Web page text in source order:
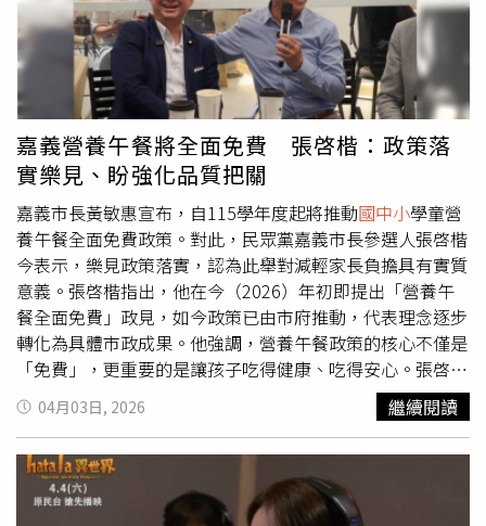
無專輔學校之兼輔教師，並規劃每學年6場次專業研討，協
助教師精進個案辨識、個案研討、轉介流程及輔導處遇策
略。教育局表示，臺南市自109學年度起即持續推動無專任
輔導教師學校輔導人力支持計畫，並依現場需求逐年調整。
111學年度起新增輔導實務工作坊，透過實務演練、晤談技
巧與個案共同研討，協助兼輔教師提升輔導知能；114年度
更進一步聚焦偏遠地區及無專輔學校需求，以偏遠類型國中
為核心，串聯鄰近國小兼輔教師，累積跨校、跨教育階段合
作經驗。臺南市學生輔導諮商中心主任陳怡潔指出，第一線
兼輔教師多同時承擔教學、導師或行政工作，面對高關懷學
生、家庭支持不足、情緒困擾或校園危機事件時，更需要即
時且具體的專業後盾。因此，本計畫將以小組化陪伴、案例
研討、實務演練及電話與現場諮詢，協助教師把輔導知能轉
化為現場可操作的處遇能力，也讓二級專輔教師與三級專輔
人員形成更緊密的合作夥伴。臺南市政府指出，臺南市「分
區專業陪伴輔導人力支持計畫」是輔導支持模式的系統性升
級，未來將持續整合學生輔導諮商中心、三級專輔人員與二
級專輔教師輔導量能，建立「校內支持、分區陪伴、中心統
籌」的全方位支持網絡，打造更有溫度、更有效能、更具韌
嘉義營養午餐將全面免費 張啓楷：政策落
實樂見、盼強化品質把關
嘉義市長黃敏惠宣布，自115學年度起將推動國中小學童營
養午餐全面免費政策。對此，民眾黨嘉義市長參選人張啓楷
今表示，樂見政策落實，認為此舉對減輕家長負擔具有實質
意義。張啓楷指出，他在今（2026）年初即提出「營養午
餐全面免費」政見，如今政策已由市府推動，代表理念逐步
轉化為具體市政成果。他強調，營養午餐政策的核心不僅是
「免費」，更重要的是讓孩子吃得健康、吃得安心。張啓楷
表示，過去與家長及學校交流時，普遍關注餐食品質與食安
問題，因此在提出政策時，也同步規劃品質提升與監督機
制，希望讓每一份午餐都能讓家長放心。他進一步指出，未
來若當選市長，將每週固定安排一天進入校園，與
生一同用餐，直接了解實際供餐狀況，並掌握食材品質與流
04月03日, 2026 繼續閱讀